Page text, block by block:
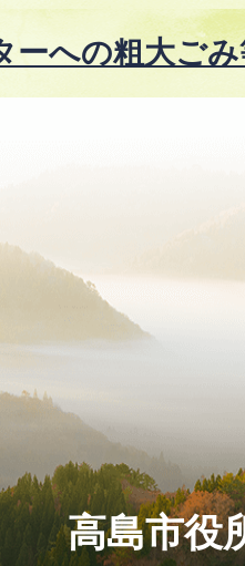
正)
ーへの粗大ご
高島市役